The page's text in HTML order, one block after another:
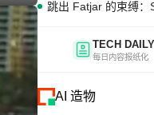
跳出 Fatjar 的束缚：
TECH DAILY
每日内容报纸化
AI 造物